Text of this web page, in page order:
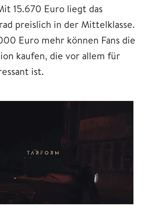
15.670 Euro liegt das
preislich in der Mittelklasse.
Euro mehr können Fans die
kaufen, die vor allem für
ist.